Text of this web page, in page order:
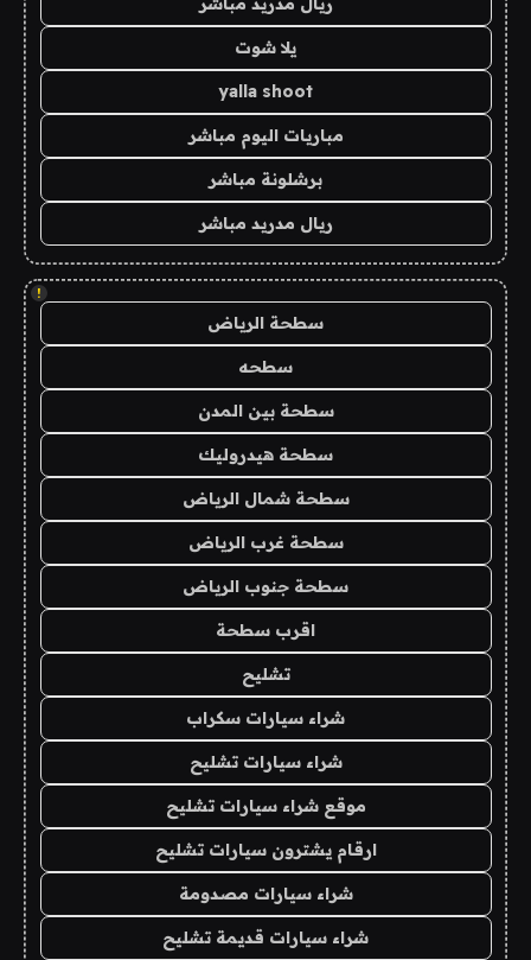
يلا شوت
yalla shoot
مباريات اليوم مباشر
برشلونة مباشر
ريال مدريد مباشر
!
سطحة الرياض
سطحه
سطحة بين المدن
سطحة هيدروليك
سطحة شمال الرياض
سطحة غرب الرياض
سطحة جنوب الرياض
اقرب سطحة
تشليح
شراء سيارات سكراب
شراء سيارات تشليح
موقع شراء سيارات تشليح
ارقام يشترون سيارات تشليح
شراء سيارات مصدومة
شراء سيارات قديمة تشليح